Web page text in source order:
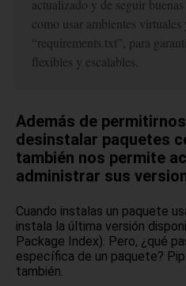
actualizado y de seguir
como usar ambientes virtuales
“requirements.txt”, para
flexibles y escalables.
Además de
desinstalar paquetes
también nos permite
administrar sus
Cuando instalas un paquete
instala la última versión
Package Index). Pero, ¿qué
específica de un paquete?
también.